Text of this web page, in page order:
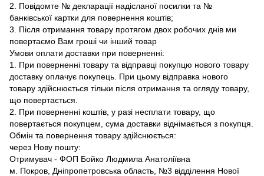
2. Повідомте № декларації надісланої посилки та №
банківської картки для повернення коштів;
3. Після отримання товару протягом двох робочих днів ми
повертаємо Вам гроші чи інший товар
Умови оплати доставки при поверненні:
1. При поверненні товару та відправці покупцю нового товару
доставку оплачує покупець. При цьому відправка нового
товару здійснюється тільки після отримання та огляду товару,
що повертається.
2. При поверненні коштів, у разі несплати товару, що
повертається покупцем, сума доставки віднімається з покупця.
Обмін та повернення товару здійснюється:
через Нову пошту:
Отримувач - ФОП Бойко Людмила Анатоліївна
м. Покров, Дніпропетровська область, №3 відділення Нової